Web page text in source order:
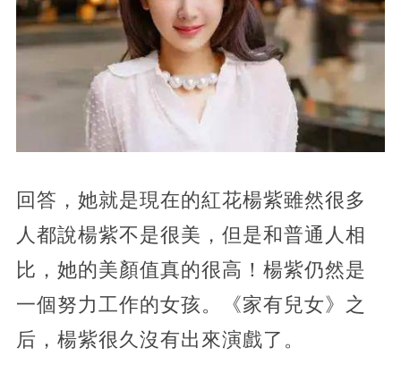
回答，她就是現在的紅花楊紫雖然很多
人都說楊紫不是很美，但是和普通人相
比，她的美顏值真的很高！楊紫仍然是
一個努力工作的女孩。《家有兒女》之
后，楊紫很久沒有出來演戲了。